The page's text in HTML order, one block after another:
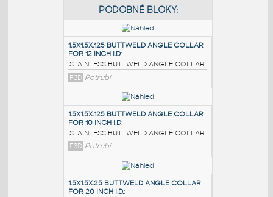
PODOBNÉ BLOKY:
1.5X1.5X.125 BUTTWELD ANGLE COLLAR
FOR 12 INCH I.D:
STAINLESS BUTTWELD ANGLE COLLAR
F3D Potrubí